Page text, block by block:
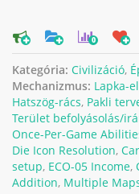
0
Kategória: Civilizáció,
Mechanizmus: Lapka-
Hatszög-rács, Pakli
Terület befolyásolás/
Once-Per-Game
Die Icon Resolution,
setup, ECO-05 Income,
Addition, Multiple